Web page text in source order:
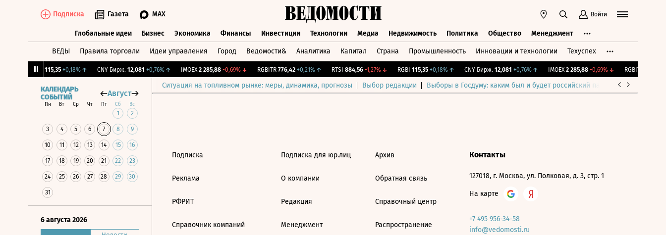
Подписка Газета MAX Войти
Глобальные идеи Бизнес Экономика Финансы Инвестиции Технологии Медиа Недвижимость Политика Общество Менеджмент
ВЕДЫ Правила торговли Идеи управления Город Ведомости& Аналитика Капитал Страна Промышленность Инновации и технологии Техуспех
115,35 +0,18%↑ CNY Бирж. 12,081 +0,76%↑ IMOEX 2 285,88 -0,69%↓ RGBITR 776,42 +0,21%↑ RTSI 884,56 -1,27%↓ RGBI 115,35 +0,18%↑ CNY Бирж. 12,081 +0,76%↑ IMOEX 2 285,88 -0,69%↓ RGBITR
Ситуация на топливном рынке: меры, динамика, прогнозы Выбор редакции Выборы в Госдуму: каким был и будет российский парламент
КАЛЕНДАРЬ
СОБЫТИЙ
Август
Пн Вт Ср Чт Пт Сб Вс
1 2
3 4 5 6 7 8 9
10 11 12 13 14 15 16
17 18 19 20 21 22 23
24 25 26 27 28 29 30
31
6 августа 2026
Подписка
Реклама
РФРИТ
Справочник компаний
Подписка для юр.лиц
О компании
Редакция
Менеджмент
Архив
Обратная связь
Справочный центр
Распространение
Контакты
127018, г. Москва, ул. Полковая, д. 3, стр. 1
На карте
+7 495 956-34-58
info@vedomosti.ru